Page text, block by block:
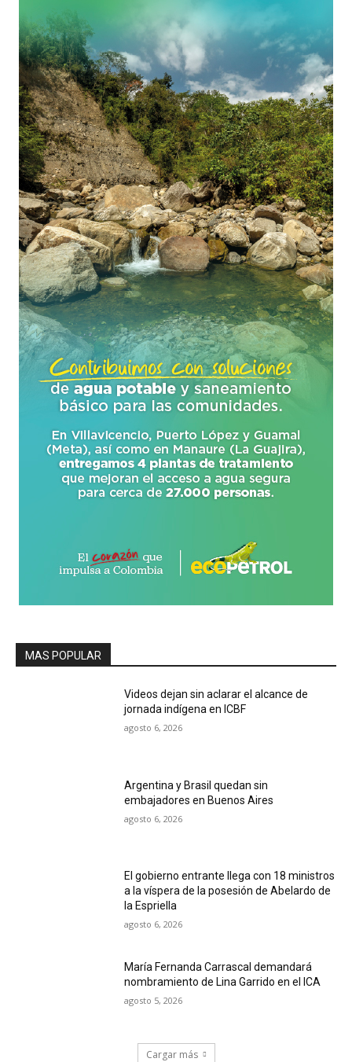
MAS POPULAR
Videos dejan sin aclarar el alcance de
jornada indígena en ICBF
agosto 6, 2026
Argentina y Brasil quedan sin
embajadores en Buenos Aires
agosto 6, 2026
El gobierno entrante llega con 18 ministros
a la víspera de la posesión de Abelardo de
la Espriella
agosto 6, 2026
María Fernanda Carrascal demandará
nombramiento de Lina Garrido en el ICA
agosto 5, 2026
Cargar más